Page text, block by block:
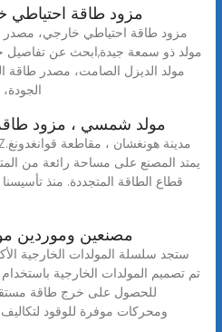
مزود طاقة
مزود طاقة احتياطي خارجي، مصدر
مولد شمسي ، مزود
يمتد المصنع على مساحة رائعة من
مصنعين وموردين
ومحركات موفرة للوقود